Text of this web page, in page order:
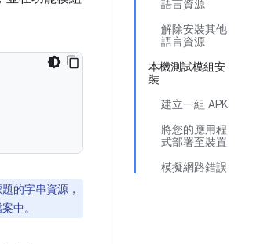
語言資源
解除安裝其他
語言資源
本機測試模組安
裝
建立一組 APK
將您的應用程
式部署至裝置
模擬網路錯誤
的字串資源，
中。